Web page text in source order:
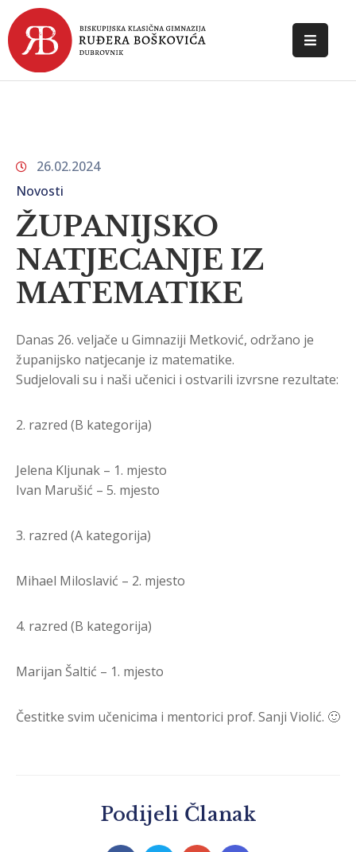
POČETNA
DOKUMENTI
KONTAKT
26.02.2024
Novosti
ŽUPANIJSKO
NATJECANJE IZ
MATEMATIKE
Danas 26. veljače u Gimnaziji Metković, održano je
županijsko natjecanje iz matematike.
Sudjelovali su i naši učenici i ostvarili izvrsne rezultate:
2. razred (B kategorija)
Jelena Kljunak – 1. mjesto
Ivan Marušić – 5. mjesto
3. razred (A kategorija)
Mihael Miloslavić – 2. mjesto
4. razred (B kategorija)
Marijan Šaltić – 1. mjesto
Čestitke svim učenicima i mentorici prof. Sanji Violić. 🙂
Podijeli Članak